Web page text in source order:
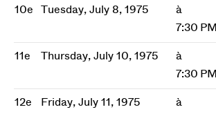
10e Tuesday, July 8, 1975
à
7:30 PM
11e Thursday, July 10, 1975
à
7:30 PM
12e Friday, July 11, 1975
à